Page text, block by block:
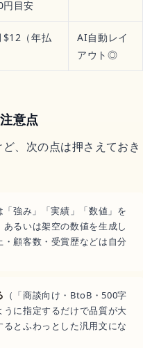
目安
$12（年払
AI自動レイ
アウト◎
意点
、次の点は押さえておき
「強み」「実績」「数値」を
るいは架空の数値を生成し
顧客数・受賞歴などは自分
（「商談向け・BtoB・500字
に指定するだけで品質が大
とふわっとした汎用文にな